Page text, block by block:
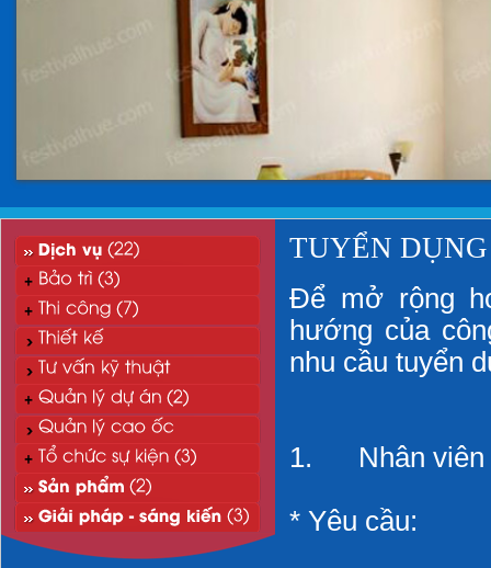
“Xanh hóa” môi
trường CNTT
TUYỂN DỤNG
Để mở rộng
hướng của
nhu cầu tuyển
1. Nhân viên
* Yêu cầu: